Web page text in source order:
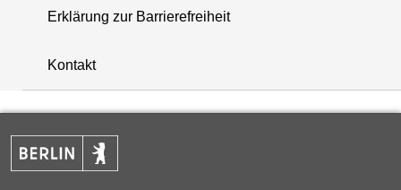
+
−
Erklärung zur Barrierefreiheit
Kontakt